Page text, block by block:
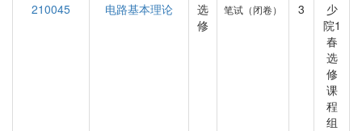
210045
电路基本理论
选
修
笔试（闭卷） 3
少
院1
春
选
修
课
程
组